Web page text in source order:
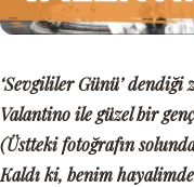
‘Sevgililer Günü’ dendiği
Valantino ile güzel bir
(Üstteki fotoğrafın
Kaldı ki, benim